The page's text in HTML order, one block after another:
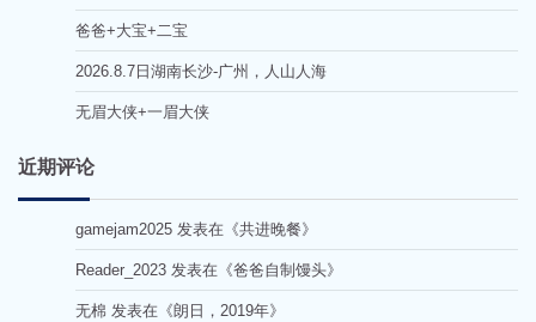
爸爸+大宝+二宝
2026.8.7日湖南长沙-广州，人山人海
无眉大侠+一眉大侠
近期评论
gamejam2025 发表在《共进晚餐》
Reader_2023 发表在《爸爸自制馒头》
无棉 发表在《朗日，2019年》